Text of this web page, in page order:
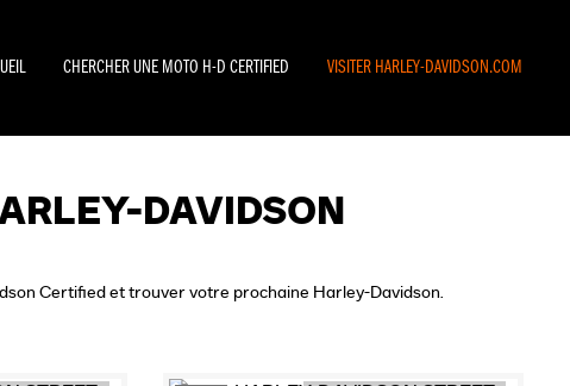
CHERCHER UNE MOTO H-D CERTIFIED VISITER HARLEY-DAVIDSON.COM
DAVIDSON
Certified et trouver votre prochaine Harley-Davidson.